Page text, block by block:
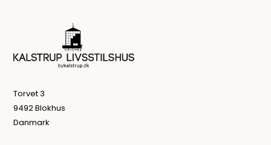
Torvet 3
9492 Blokhus
Danmark